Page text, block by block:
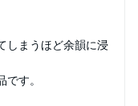
しまうほど余韻に浸
す。